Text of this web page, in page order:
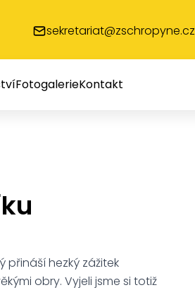
sekretariat@zschropyne.cz
FotogalerieKontakt
přináší hezký zážitek
obry. Vyjeli jsme si totiž